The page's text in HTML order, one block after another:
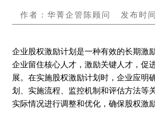
作者：华菁企管陈顾问 发布时
企业股权激励计划是一种有效的长期激
企业留住核心人才，激励关键人才，促
展。在实施股权激励计划时，企业应明
划、实施流程、监控机制和评估方法等
实际情况进行调整和优化，确保股权激